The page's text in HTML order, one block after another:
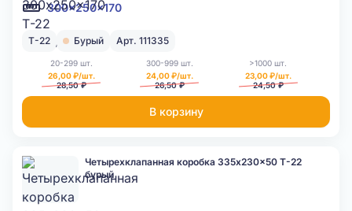
300x250x170
Т-22 Бурый Арт. 111335
20-299 шт.
26,00 ₽/шт.
28,50 ₽
300-999 шт.
24,00 ₽/шт.
26,50 ₽
>1000 шт.
23,00 ₽/шт.
24,50 ₽
В корзину
Четырехклапанная коробка 335x230x50 Т-22
бурый